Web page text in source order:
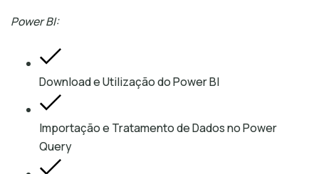
Power BI:
Download e Utilização do Power BI
Importação e Tratamento de Dados no Power
Query